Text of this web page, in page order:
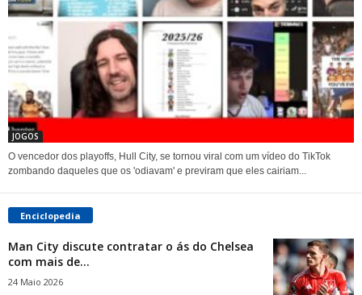
JOGOS
O vencedor dos playoffs, Hull City, se tornou viral com um vídeo do TikTok
zombando daqueles que os 'odiavam' e previram que eles cairiam...
Enciclopedia
Man City discute contratar o ás do Chelsea
com mais de...
24 Maio 2026